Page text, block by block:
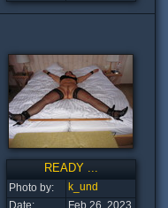
READY ...
Photo by:
k_und
Date:
Feb 26, 2023